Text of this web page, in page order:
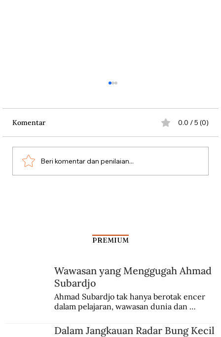
Kabinet Bayangan Tan Malaka
Komentar 0.0 / 5 (0)
Beri komentar dan penilaian...
PREMIUM
Wawasan yang Menggugah Ahmad
Subardjo
Ahmad Subardjo tak hanya berotak encer
dalam pelajaran, wawasan dunia dan
Jules Verne, Multatuli, hingga Sun Yat-sen.
Dalam Jangkauan Radar Bung Kecil